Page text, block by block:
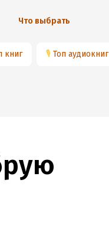
Что выбрать
книг 🎙 Топ аудиокниг